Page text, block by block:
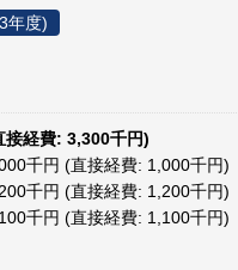
年度)
接経費: 3,300千円)
千円 (直接経費: 1,000千円)
千円 (直接経費: 1,200千円)
千円 (直接経費: 1,100千円)